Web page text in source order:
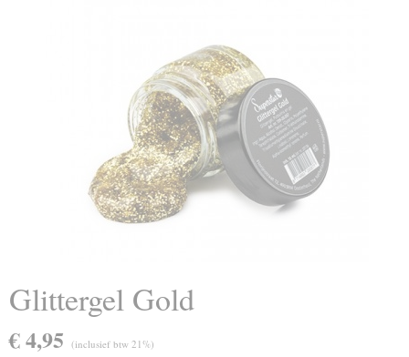
Glittergel Gold
€ 4,95 (inclusief btw 21%)